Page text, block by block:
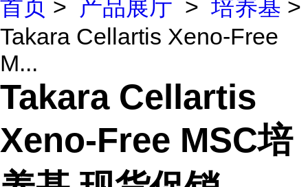
首页 > 产品展厅 > 培养基 >
Takara Cellartis Xeno-Free
M...
Takara Cellartis
Xeno-Free MSC培